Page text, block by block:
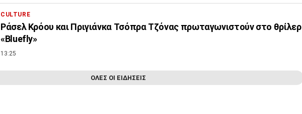
CULTURE
Ράσελ Κρόου και Πριγιάνκα Τσόπρα Τζόνας πρωταγωνιστούν στο θρίλερ
«Bluefly»
13:25
ΟΛΕΣ ΟΙ ΕΙΔΗΣΕΙΣ